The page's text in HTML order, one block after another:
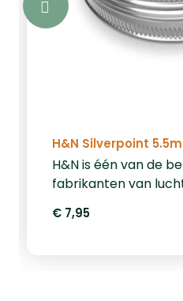
H&N Silverpoint
H&N is één van de
fabrikanten van
Baracuda en H&N
€ 7,95